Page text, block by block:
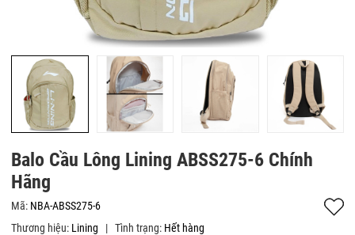
Balo Cầu Lông Lining ABSS275-6 Chính
Hãng
Mã: NBA-ABSS275-6
Thương hiệu: Lining | Tình trạng: Hết hàng